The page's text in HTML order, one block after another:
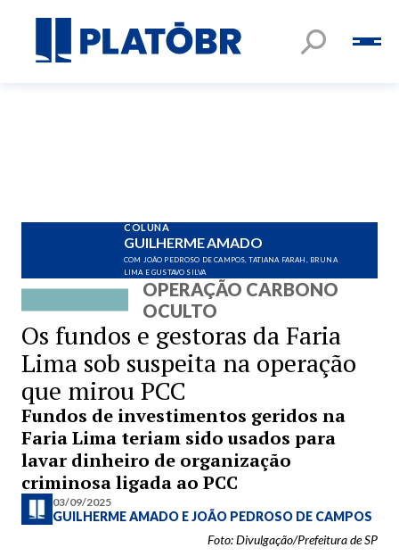
COLUNA
GUILHERME AMADO
COM JOÃO PEDROSO DE CAMPOS, TATIANA FARAH, BRUNA
LIMA E GUSTAVO SILVA
OPERAÇÃO CARBONO
OCULTO
Os fundos e gestoras da Faria
Lima sob suspeita na operação
que mirou PCC
Fundos de investimentos geridos na
Faria Lima teriam sido usados para
lavar dinheiro de organização
criminosa ligada ao PCC
03/09/2025
GUILHERME AMADO EJOÃO PEDROSO DE CAMPOS
Foto: Divulgação/Prefeitura de SP